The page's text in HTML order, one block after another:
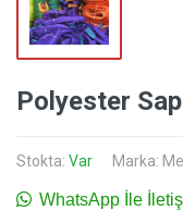
Polyester
Stokta: Var Marka:
WhatsApp İle